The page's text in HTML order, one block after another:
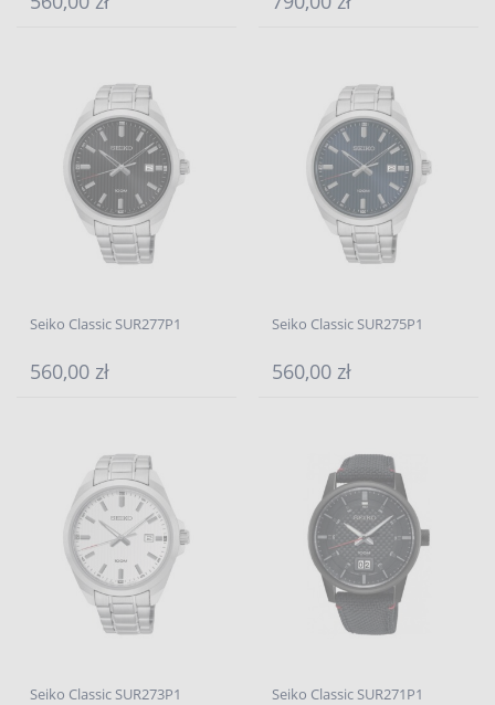
Seiko Classic SUR277P1
560,00 zł
Seiko Classic SUR275P1
560,00 zł
Seiko Classic SUR273P1 Seiko Classic SUR271P1